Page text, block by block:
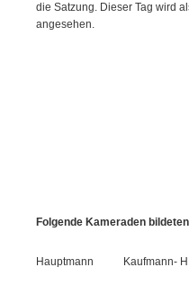
die Satzung. Dieser Tag wird
angesehen.
Folgende Kameraden
Hauptmann Kaufmann- H.-